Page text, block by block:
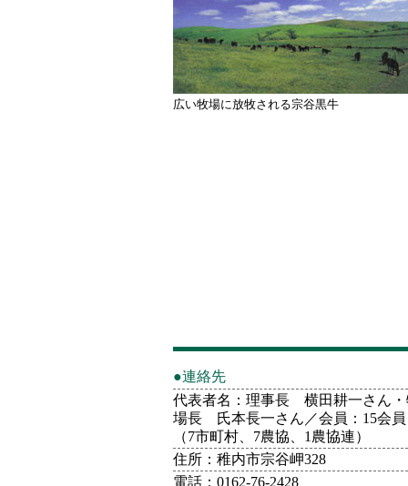
広い牧場に放牧される宗谷黒牛
●連絡先
代表者名：理事長 横田耕一さん
場長 氏本長一さん／会員：15会員
（7市町村、7農協、1農協連）
住所：稚内市宗谷岬328
電話：0162-76-2428